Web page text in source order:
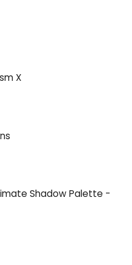
X
Shadow Palette -